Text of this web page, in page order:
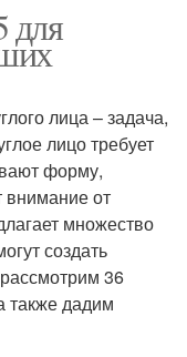
для
лица – задача,
лицо требует
форму,
внимание от
множество
создать
36
также дадим